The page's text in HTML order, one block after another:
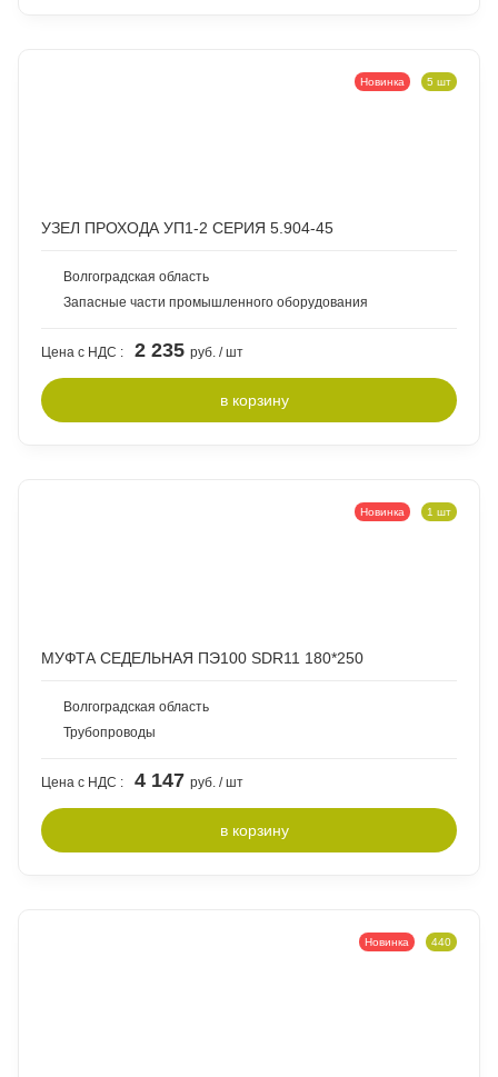
Новинка 5 шт
УЗЕЛ ПРОХОДА УП1-2 СЕРИЯ 5.904-45
Волгоградская область
Запасные части промышленного оборудования
Цена с НДС : 2 235 руб. / шт
в корзину
Новинка 1 шт
МУФТА СЕДЕЛЬНАЯ ПЭ100 SDR11 180*250
Волгоградская область
Трубопроводы
Цена с НДС : 4 147 руб. / шт
в корзину
Новинка 440